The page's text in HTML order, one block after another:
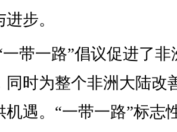
步。
带一路”倡议促进了
同时为整个非洲大陆改
机遇。“一带一路”标志